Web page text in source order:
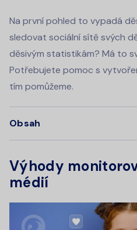
Na první pohled to vypadá
sledovat sociální sítě svých
děsivým statistikám? Má to
Potřebujete pomoc s
tím pomůžeme.
Obsah
Výhody
médií